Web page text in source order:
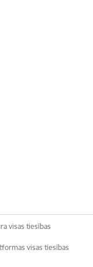
visas tiesības
visas tiesības